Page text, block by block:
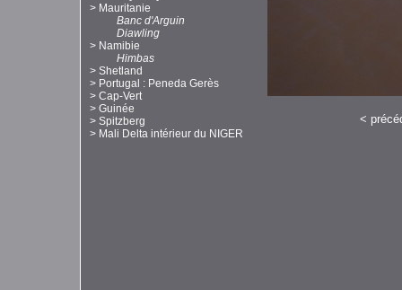
> Mauritanie
Banc d'Arguin
Diawling
> Namibie
Himbas
> Shetland
> Portugal : Peneda Gerès
> Cap-Vert
> Guinée
> Spitzberg
> Mali Delta intérieur du NIGER
<